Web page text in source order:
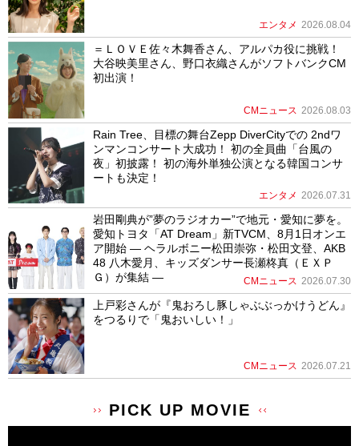
エンタメ 2026.08.04
＝ＬＯＶＥ佐々木舞香さん、アルパカ役に挑戦！
大谷映美里さん、野口衣織さんがソフトバンクCM
初出演！
CMニュース 2026.08.03
Rain Tree、目標の舞台Zepp DiverCityでの 2ndワ
ンマンコンサート大成功！ 初の全員曲「台風の
夜」初披露！ 初の海外単独公演となる韓国コンサ
ートも決定！
エンタメ 2026.07.31
岩田剛典が”夢のラジオカー”で地元・愛知に夢を。
愛知トヨタ「AT Dream」新TVCM、8月1日オンエ
ア開始 ― ヘラルボニー松田崇弥・松田文登、AKB
48 八木愛月、キッズダンサー長瀬柊真（ＥＸＰ
Ｇ）が集結 ―
CMニュース 2026.07.30
上戸彩さんが『鬼おろし豚しゃぶぶっかけうどん』
をつるりで「鬼おいしい！」
CMニュース 2026.07.21
PICK UP MOVIE